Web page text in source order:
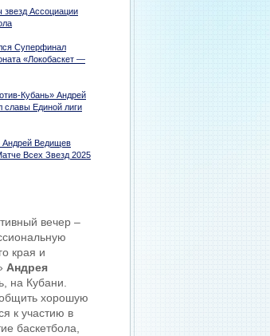
звезд Ассоциации
Суперфинал
«Локобаскет —
Кубань» Андрей
славы Единой лиги
Андрей Ведищев
Всех Звезд 2025
вечер –
края и
Андрея
на Кубани.
хорошую
к участию в
баскетбола,